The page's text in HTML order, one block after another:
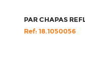
PAR CHAPAS
Ref: 18.1050056